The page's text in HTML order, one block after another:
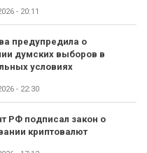
- 20:11
предупредила о
думских выборов в
условиях
- 22:30
РФ подписал закон о
криптовалют